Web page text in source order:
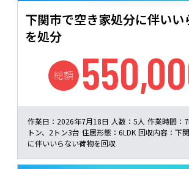
下関市で空き家処分に伴いい
を処分
総額
作業日： 2026年7月18日 人数： 5人 作業時間：
トン、2トン3台 住居形態： 6LDK 回収内容： 下
に伴いいらない荷物を回収